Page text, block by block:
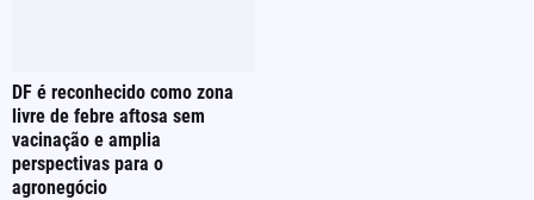
DF é reconhecido como zona
livre de febre aftosa sem
vacinação e amplia
perspectivas para o
agronegócio